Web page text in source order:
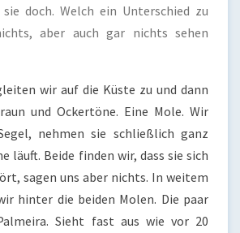
doch. Welch ein Unterschied zu
aber auch gar nichts sehen
wir auf die Küste zu und dann
und Ockertöne. Eine Mole. Wir
nehmen sie schließlich ganz
läuft. Beide finden wir, dass sie sich
sagen uns aber nichts. In weitem
hinter die beiden Molen. Die paar
Sieht fast aus wie vor 20